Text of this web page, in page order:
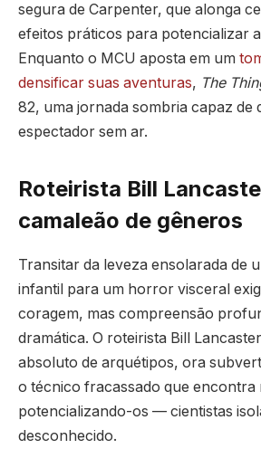
segura de Carpenter, que alonga
efeitos práticos para potencializar
Enquanto o MCU aposta em um
densificar suas aventuras, The
82, uma jornada sombria capaz de
espectador sem ar.
Roteirista Bill
camaleão de gêneros
Transitar da leveza ensolarada de
infantil para um horror visceral
coragem, mas compreensão
dramática. O roteirista Bill
absoluto de arquétipos, ora
o técnico fracassado que
potencializando-os — cientistas
desconhecido.